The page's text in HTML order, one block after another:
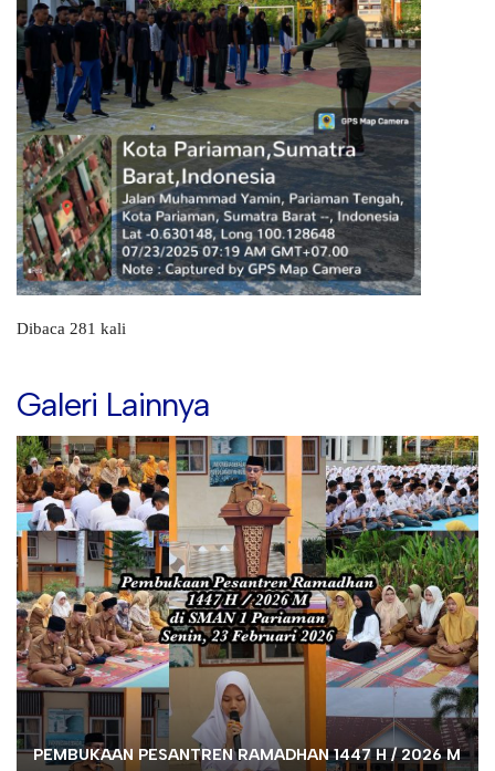
Dibaca 281 kali
Galeri Lainnya
PEMBUKAAN PESANTREN RAMADHAN 1447 H / 2026 M